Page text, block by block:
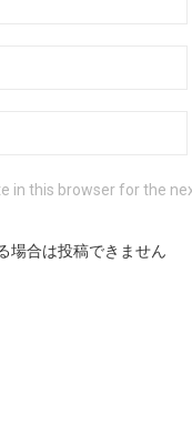
in this browser for the
場合は投稿できません